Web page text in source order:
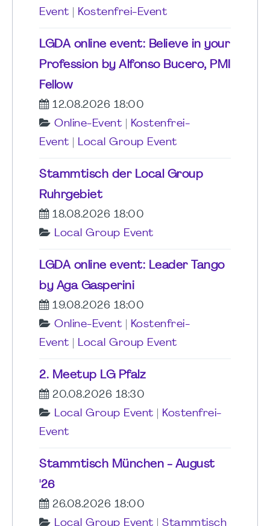
Event
Kostenfrei-Event
LGDA online event: Believe in your
Profession by Alfonso Bucero, PMI
Fellow
12.08.2026 18:00
Online-Event
Kostenfrei-
Event
Local Group Event
Stammtisch der Local Group
Ruhrgebiet
18.08.2026 18:00
Local Group Event
LGDA online event: Leader Tango
by Aga Gasperini
19.08.2026 18:00
Online-Event
Kostenfrei-
Event
Local Group Event
2. Meetup LG Pfalz
20.08.2026 18:30
Local Group Event
Kostenfrei-
Event
Stammtisch München - August
'26
26.08.2026 18:00
Local Group Event
Stammtisch